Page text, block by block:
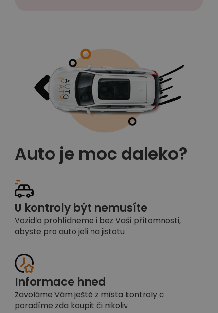
Auto je moc daleko?
U kontroly být nemusíte
Vozidlo prohlídneme i bez Vaší přítomnosti,
abyste pro auto jeli na jistotu
Informace hned
Zavoláme Vám ještě z místa kontroly a
poradíme zda koupit či nikoliv